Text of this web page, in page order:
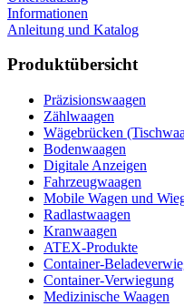
Informationen
Anleitung und Katalog
Produktübersicht
Präzisionswaagen
Zählwaagen
Wägebrücken
Bodenwaagen
Digitale Anzeigen
Fahrzeugwaagen
Mobile Wagen und
Radlastwaagen
Kranwaagen
ATEX-Produkte
Container-
Container-Verwiegung
Medizinische Waagen